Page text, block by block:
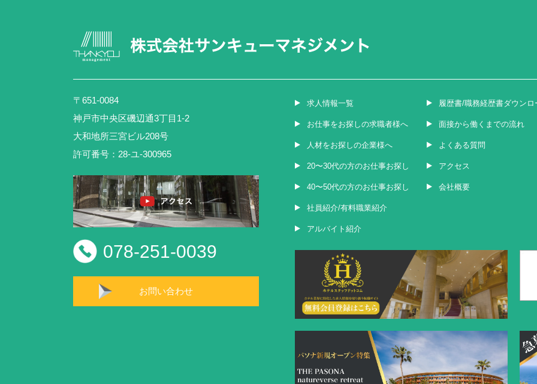
〒651-0084
神戸市中央区磯辺通3丁目1-2
大和地所三宮ビル208号
許可番号：28-ユ-300965
078-251-0039
お問い合わせ
求人情報一覧
お仕事をお探しの求職者様へ
人材をお探しの企業様へ
20〜30代の方のお仕事お探し
40〜50代の方のお仕事お探し
社員紹介/有料職業紹介
アルバイト紹介
履歴書/職務経歴書ダウンロ
面接から働くまでの流れ
よくある質問
アクセス
会社概要